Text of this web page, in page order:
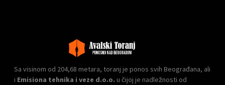
Sa visinom od 204,68 metara, toranj je ponos svih Beograđana, ali
i Emisiona tehnika i veze d.o.o. u čijoj je nadležnosti od